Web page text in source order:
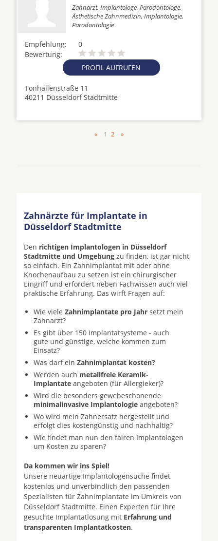
Zahnarzt, Implantologe, Parodontologe,
Ästhetische Zahnmedizin, Implantologie,
Parodontologie
Empfehlung:
0
Bewertung:
PROFIL AUFRUFEN
Tonhallenstraße 11
40211 Düsseldorf Stadtmitte
« 1 2 »
Zahnärzte für Implantate in
Düsseldorf Stadtmitte
Den richtigen Implantologen in Düsseldorf
Stadtmitte und Umgebung zu finden, ist gar nicht
so einfach. Ein Zahnimplantat mit oder ohne
Knochenaufbau zu setzen ist ein chirurgischer
Eingriff und erfordert neben Fachwissen auch viel
praktische Erfahrung. Das wirft Fragen auf:
Wie viele Zahnimplantate pro Jahr setzt mein
Zahnarzt?
Es gibt über 150 Implantatsysteme - auch
gute und günstige, welche kommen zum
Einsatz?
Was darf ein Zahnimplantat kosten?
Werden auch metallfreie Keramik-
Implantate angeboten (für Allergieker)?
Wird die besonders gewebeschonende
minimalinvasive Implantologie angeboten?
Wo wird mein Zahnersatz hergestellt und
erfolgt dies kostengünstig und nachhaltig?
Wie findet man nun den fairen Implantologen
um Kosten zu sparen?
Da kommen wir ins Spiel!
Unsere neuartige Implantologensuche findet
kostenlos und unverbindlich den passenden
Spezialisten für Zahnimplantate im Umkreis von
Düsseldorf Stadtmitte. Einen Experten für Ihre
gesuchte Implantatlösung mit Erfahrung und
transparenten Implantatkosten.